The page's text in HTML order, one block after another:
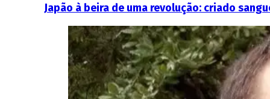
Japão à beira de uma revolução: criado